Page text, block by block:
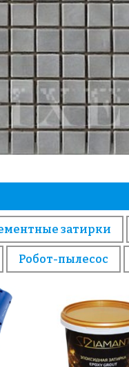
затирки
Робот-пылесос